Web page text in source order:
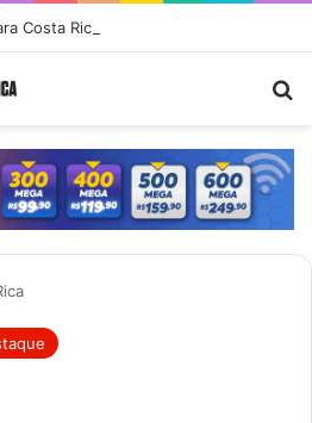
Costa Rica nesta quinta-feira (6)